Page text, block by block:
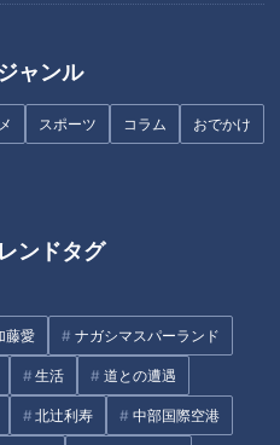
ジャンル
スポーツ コラム おでかけ
ンドタグ
藤愛 ナガシマスパーランド
生活 道との遭遇
北辻利寿 中部国際空港
「日本一狭い車線は何セン
チ？」道マニアがマニアックな
道クイズに挑戦！知られざるプ
タート！それでも気になる２つ
の采配ポイント